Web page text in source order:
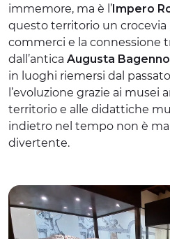
OFFERTE
UNTERKÜNFTE
immemore, ma è l’ Impero
questo territorio un
commerci e la connessione
dall’antica Augusta
in luoghi riemersi dal
l’evoluzione grazie ai musei
territorio e alle didattiche
indietro nel tempo non è
divertente.